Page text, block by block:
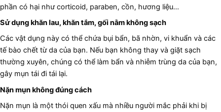
phần có hại như corticoid, paraben, cồn, hương liệu…
Sử dụng khăn lau, khăn tắm, gối nằm không sạch
Các vật dụng này có thể chứa bụi bẩn, bã nhờn, vi khuẩn và các
tế bào chết từ da của bạn. Nếu bạn không thay và giặt sạch
thường xuyên, chúng có thể làm bẩn và nhiễm trùng da của bạn,
gây mụn tái đi tái lại.
Nặn mụn không đúng cách
Nặn mụn là một thói quen xấu mà nhiều người mắc phải khi bị